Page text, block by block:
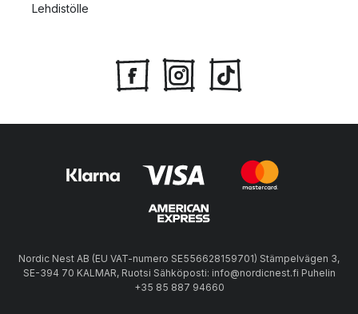
Lehdistölle
Nordic Nest AB (EU VAT-numero SE556628159701) Stämpelvägen 3,
SE-394 70 KALMAR, Ruotsi Sähköposti: info@nordicnest.fi Puhelin
+35 85 887 94660